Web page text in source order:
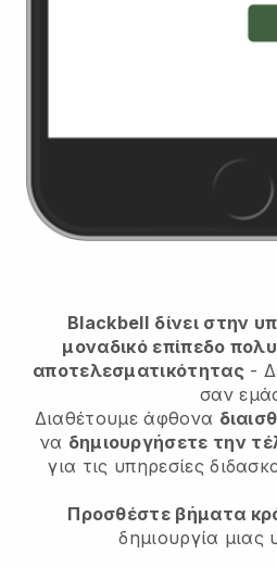
Blackbell δίνει στην
μοναδικό επίπεδο
αποτελεσματικότητας -
σαν
Διαθέτουμε άφθονα
να δημιουργήσετε την
για τις υπηρεσίες
Προσθέστε βήματα
δημιουργία μιας